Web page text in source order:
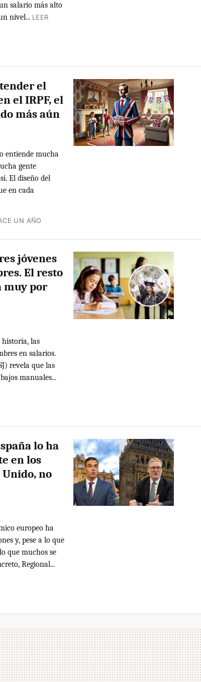
salario más alto
nivel... LEER
el
el IRPF, el
más aún
entiende mucha
gente
El diseño del
en cada
UN AÑO
jóvenes
El resto
muy por
las
en salarios.
revela que las
manuales...
lo ha
en los
no
europeo ha
y, pese a lo que
que muchos se
Regional...